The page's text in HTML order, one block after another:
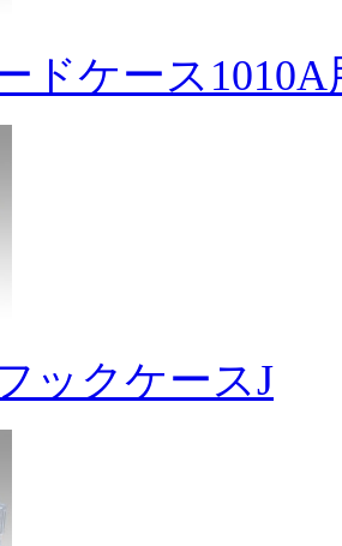
ドケース
ックケースJ